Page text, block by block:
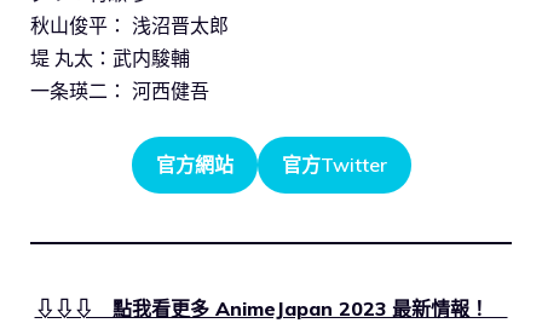
秋山俊平： 浅沼晋太郎
堤 丸太：武内駿輔
一条瑛二： 河西健吾
官方網站 官方Twitter
⇩⇩⇩ 點我看更多 AnimeJapan 2023 最新情報！